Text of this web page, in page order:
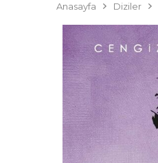
Anasayfa Diziler